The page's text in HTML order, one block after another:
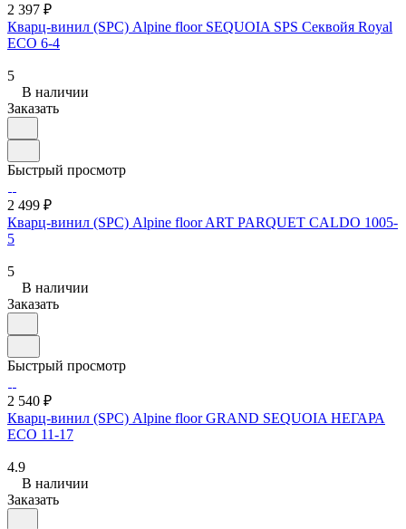
2 397 ₽
Кварц-винил (SPC) Alpine floor SEQUOIA SPS Секвойя Royal
ЕСО 6-4
5
В наличии
Заказать
Быстрый просмотр
2 499 ₽
Кварц-винил (SPC) Alpine floor ART PARQUET CALDO 1005-
5
5
В наличии
Заказать
Быстрый просмотр
2 540 ₽
Кварц-винил (SPC) Alpine floor GRAND SEQUOIA НЕГАРА
ECO 11-17
4.9
В наличии
Заказать